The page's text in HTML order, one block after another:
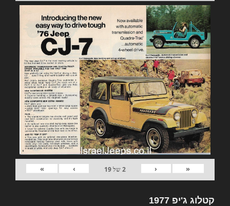
«
‹
2של19
›
»
קטלוג ג'יפ 1977